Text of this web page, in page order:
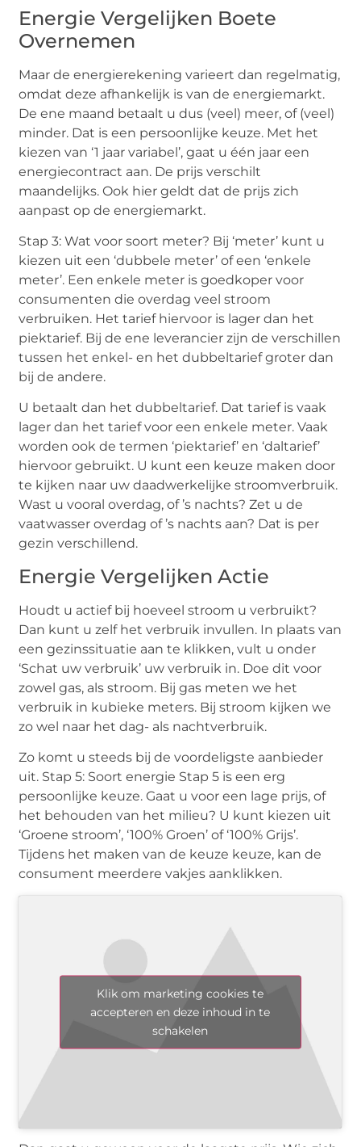
Energie Vergelijken Boete
Overnemen
Maar de energierekening varieert dan regelmatig,
omdat deze afhankelijk is van de energiemarkt.
De ene maand betaalt u dus (veel) meer, of (veel)
minder. Dat is een persoonlijke keuze. Met het
kiezen van ‘1 jaar variabel’, gaat u één jaar een
energiecontract aan. De prijs verschilt
maandelijks. Ook hier geldt dat de prijs zich
aanpast op de energiemarkt.
Stap 3: Wat voor soort meter? Bij ‘meter’ kunt u
kiezen uit een ‘dubbele meter’ of een ‘enkele
meter’. Een enkele meter is goedkoper voor
consumenten die overdag veel stroom
verbruiken. Het tarief hiervoor is lager dan het
piektarief. Bij de ene leverancier zijn de verschillen
tussen het enkel- en het dubbeltarief groter dan
bij de andere.
U betaalt dan het dubbeltarief. Dat tarief is vaak
lager dan het tarief voor een enkele meter. Vaak
worden ook de termen ‘piektarief’ en ‘daltarief’
hiervoor gebruikt. U kunt een keuze maken door
te kijken naar uw daadwerkelijke stroomverbruik.
Wast u vooral overdag, of ’s nachts? Zet u de
vaatwasser overdag of ’s nachts aan? Dat is per
gezin verschillend.
Energie Vergelijken Actie
Houdt u actief bij hoeveel stroom u verbruikt?
Dan kunt u zelf het verbruik invullen. In plaats van
een gezinssituatie aan te klikken, vult u onder
‘Schat uw verbruik’ uw verbruik in. Doe dit voor
zowel gas, als stroom. Bij gas meten we het
verbruik in kubieke meters. Bij stroom kijken we
zo wel naar het dag- als nachtverbruik.
Zo komt u steeds bij de voordeligste aanbieder
uit. Stap 5: Soort energie Stap 5 is een erg
persoonlijke keuze. Gaat u voor een lage prijs, of
het behouden van het milieu? U kunt kiezen uit
‘Groene stroom’, ‘100% Groen’ of ‘100% Grijs’.
Tijdens het maken van de keuze keuze, kan de
consument meerdere vakjes aanklikken.
Klik om marketing cookies te
accepteren en deze inhoud in te
schakelen